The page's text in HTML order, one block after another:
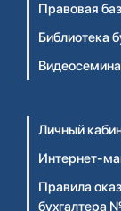
Правовая
Библиотека
Личный
Интернет-
Правила
бухгалтера